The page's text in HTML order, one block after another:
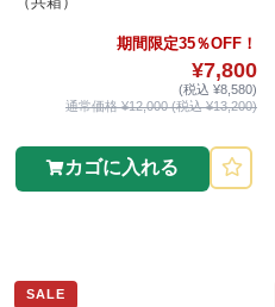
期間限定35％OFF！
¥7,800
(税込 ¥8,580)
通常価格 ¥12,000 (税込 ¥13,200)
カゴに入れる
SALE